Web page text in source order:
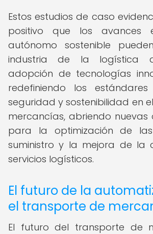
Estos estudios de caso
positivo que los avances
autónomo sostenible
industria de la logística
adopción de tecnologías
redefiniendo los
seguridad y sostenibilidad en
mercancías, abriendo nuevas
para la optimización de
suministro y la mejora de la
servicios logísticos.
El futuro de la
el transporte de
El futuro del transporte de